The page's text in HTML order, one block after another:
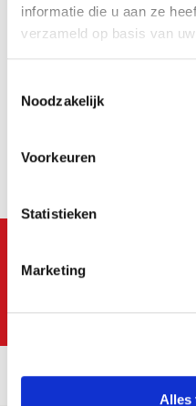
informatie die u aan ze
verzameld op basis van
Noodzakelijk
Voorkeuren
Statistieken
Marketing
Alles
op de
alert
Postcode